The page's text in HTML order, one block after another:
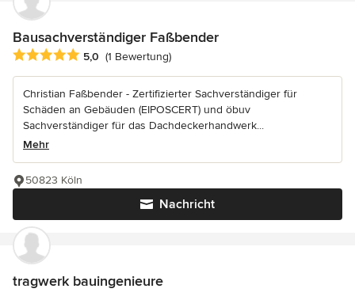
Bausachverständiger Faßbender
Durchschnittliche Bewertung: 5 von 5 Sternen
5,0 (1 Bewertung)
Christian Faßbender - Zertifizierter Sachverständiger für
Schäden an Gebäuden (EIPOSCERT) und öbuv
Sachverständiger für das Dachdeckerhandwerk...
Mehr
Nachricht
50823 Köln
tragwerk bauingenieure